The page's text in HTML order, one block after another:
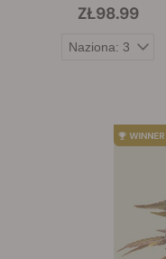
ZŁ98.99